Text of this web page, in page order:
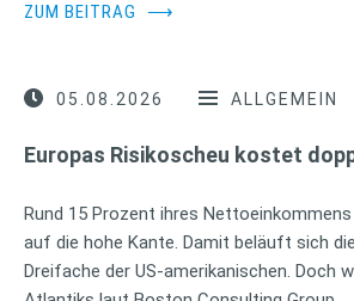
ZUM BEITRAG ⟶
05.08.2026 ALLGEMEIN
Europas Risikoscheu kostet
Rund 15 Prozent ihres Nettoeinkommens
auf die hohe Kante. Damit beläuft sich
Dreifache der US-amerikanischen. Doch